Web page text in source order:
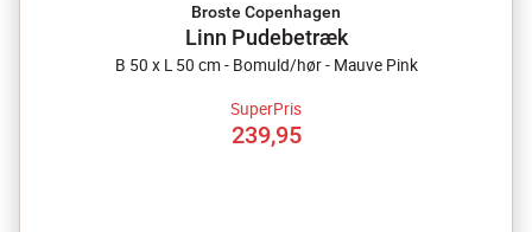
Broste Copenhagen
Linn Pudebetræk
B 50 x L 50 cm - Bomuld/hør - Mauve Pink
SuperPris
239,95